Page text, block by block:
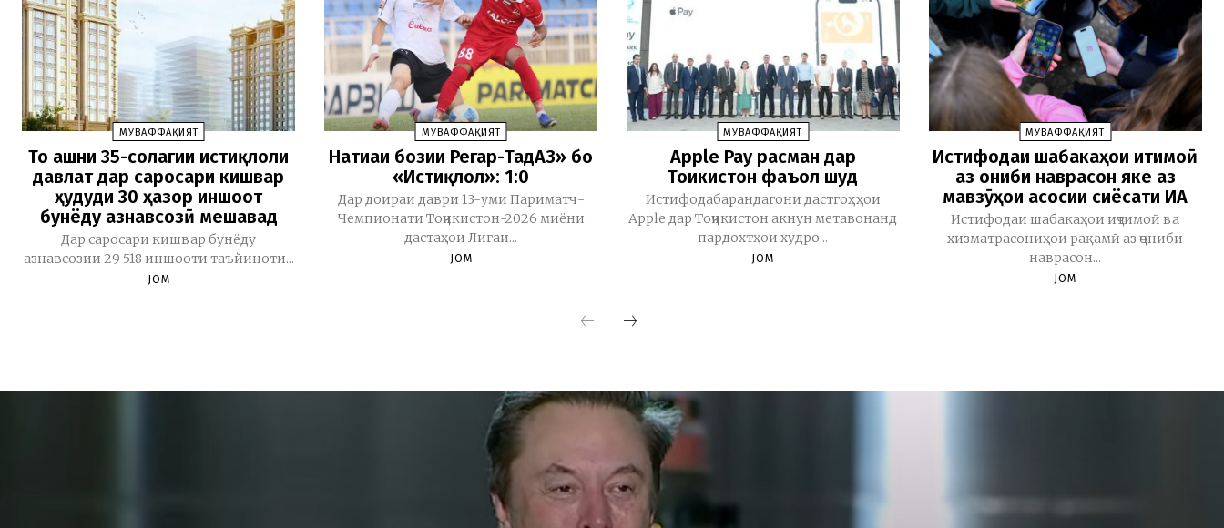
МУВАФФАҚИЯТ
То ҷашни 35-солагии истиқлоли
давлат дар саросари кишвар
ҳудуди 30 ҳазор иншоот
бунёду азнавсозӣ мешавад
Дар саросари кишвар бунёду
азнавсозии 29 518 иншооти таъйиноти...
JOM
МУВАФФАҚИЯТ
Натиҷаи бозии Регар-ТадАЗ» бо
«Истиқлол»: 1:0
Дар доираи даври 13-уми Париматч-
Чемпионати Тоҷикистон-2026 миёни
дастаҳои Лигаи...
JOM
МУВАФФАҚИЯТ
Apple Pay расман дар
Тоҷикистон фаъол шуд
Истифодабарандагони дастгоҳҳои
Apple дар Тоҷикистон акнун метавонанд
пардохтҳои худро...
JOM
МУВАФФАҚИЯТ
Истифодаи шабакаҳои иҷтимоӣ
аз ҷониби наврасон яке аз
мавзӯҳои асосии сиёсати ИА
Истифодаи шабакаҳои иҷтимоӣ ва
хизматрасониҳои рақамӣ аз ҷониби
наврасон...
JOM